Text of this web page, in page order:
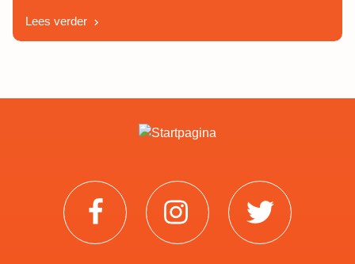
Lees verder
FacebookInstagramTwitter